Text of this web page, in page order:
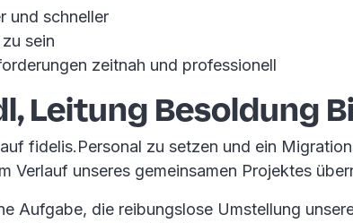
und schneller
sein
zeitnah und professionell
Leitung Besoldung
fidelis.Personal zu setzen und ein
Verlauf unseres gemeinsamen Projektes
Aufgabe, die reibungslose Umstellung